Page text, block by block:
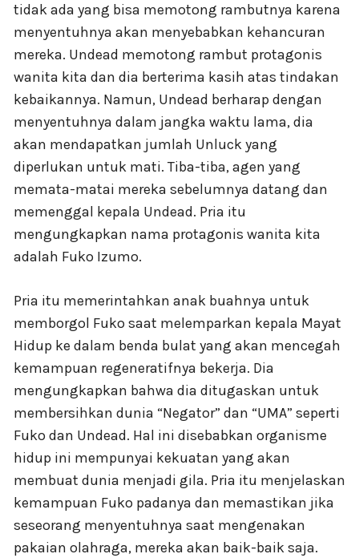
tidak ada yang bisa memotong rambutnya karena
menyentuhnya akan menyebabkan kehancuran
mereka. Undead memotong rambut protagonis
wanita kita dan dia berterima kasih atas tindakan
kebaikannya. Namun, Undead berharap dengan
menyentuhnya dalam jangka waktu lama, dia
akan mendapatkan jumlah Unluck yang
diperlukan untuk mati. Tiba-tiba, agen yang
memata-matai mereka sebelumnya datang dan
memenggal kepala Undead. Pria itu
mengungkapkan nama protagonis wanita kita
adalah Fuko Izumo.
Pria itu memerintahkan anak buahnya untuk
memborgol Fuko saat melemparkan kepala Mayat
Hidup ke dalam benda bulat yang akan mencegah
kemampuan regeneratifnya bekerja. Dia
mengungkapkan bahwa dia ditugaskan untuk
membersihkan dunia “Negator” dan “UMA” seperti
Fuko dan Undead. Hal ini disebabkan organisme
hidup ini mempunyai kekuatan yang akan
membuat dunia menjadi gila. Pria itu menjelaskan
kemampuan Fuko padanya dan memastikan jika
seseorang menyentuhnya saat mengenakan
pakaian olahraga, mereka akan baik-baik saja.